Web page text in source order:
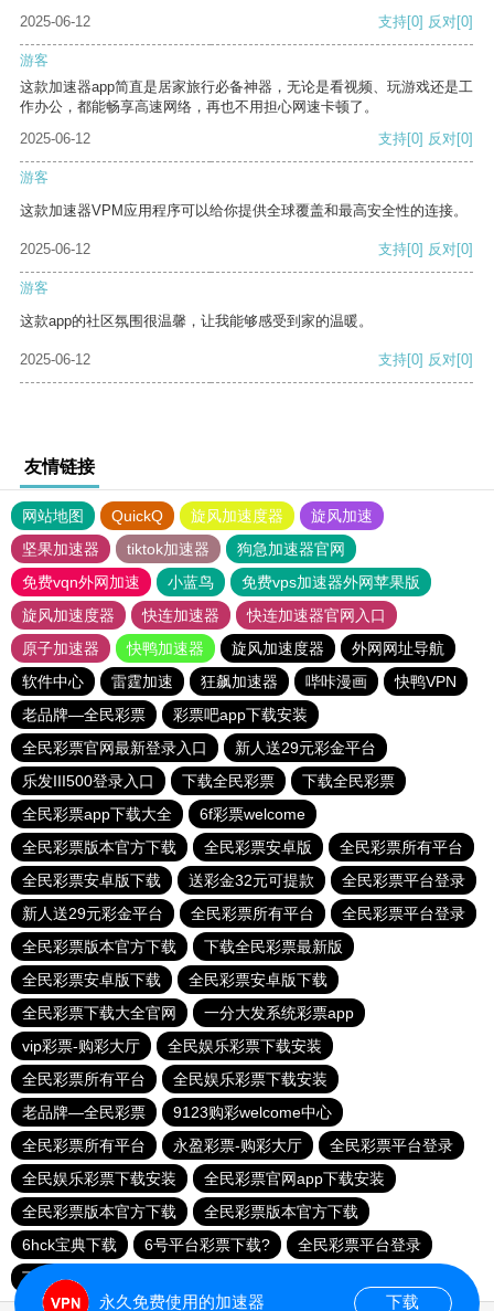
2025-06-12
支持[0] 反对[0]
游客
这款加速器app简直是居家旅行必备神器，无论是看视频、玩游戏还是工
作办公，都能畅享高速网络，再也不用担心网速卡顿了。
2025-06-12
支持[0] 反对[0]
游客
这款加速器VPM应用程序可以给你提供全球覆盖和最高安全性的连接。
2025-06-12 支持[0] 反对[0]
游客
这款app的社区氛围很温馨，让我能够感受到家的温暖。
2025-06-12 支持[0] 反对[0]
友情链接
网站地图 QuickQ 旋风加速度器
旋风加速
坚果加速器
tiktok加速器
狗急加速器官网
免费vqn外网加速
小蓝鸟
免费vps加速器外网苹果版
旋风加速度器
快连加速器
快连加速器官网入口
原子加速器
快鸭加速器 旋风加速度器
外网网址导航
软件中心
雷霆加速 狂飙加速器 哔咔漫画
快鸭VPN
老品牌—全民彩票
彩票吧app下载安装
全民彩票官网最新登录入口
新人送29元彩金平台
乐发III500登录入口
下载全民彩票
下载全民彩票
全民彩票app下载大全
6f彩票welcome
全民彩票版本官方下载
全民彩票安卓版
全民彩票所有平台
全民彩票安卓版下载
送彩金32元可提款
全民彩票平台登录
新人送29元彩金平台
全民彩票所有平台
全民彩票平台登录
全民彩票版本官方下载
下载全民彩票最新版
全民彩票安卓版下载
全民彩票安卓版下载
全民彩票下载大全官网
一分大发系统彩票app
vip彩票-购彩大厅
全民娱乐彩票下载安装
全民彩票所有平台
全民娱乐彩票下载安装
老品牌—全民彩票
9123购彩welcome中心
全民彩票所有平台
永盈彩票-购彩大厅
全民彩票平台登录
全民娱乐彩票下载安装
全民彩票官网app下载安装
全民彩票版本官方下载
全民彩票版本官方下载
6hck宝典下载
6号平台彩票下载?
全民彩票平台登录
下载全民彩票
永久免费使用的加速器 下载